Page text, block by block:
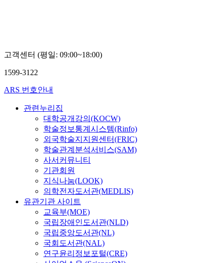
고객센터 (평일: 09:00~18:00)
1599-3122
ARS 번호안내
관련누리집
대학공개강의(KOCW)
학술정보통계시스템(Rinfo)
외국학술지지원센터(FRIC)
학술관계분석서비스(SAM)
사서커뮤니티
기관회원
지식나눔(LOOK)
의학전자도서관(MEDLIS)
유관기관 사이트
교육부(MOE)
국립장애인도서관(NLD)
국립중앙도서관(NL)
국회도서관(NAL)
연구윤리정보포털(CRE)